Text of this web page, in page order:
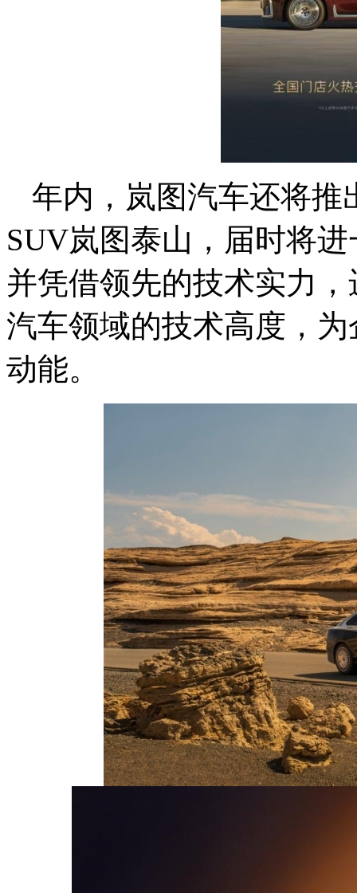
年内，岚图汽车还将
SUV岚图泰山，届时将
并凭借领先的技术实力
汽车领域的技术高度，
动能。